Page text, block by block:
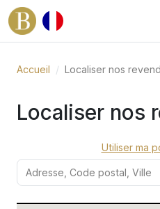
Espace dédié
Accueil Localiser nos
Localiser nos
Utiliser ma